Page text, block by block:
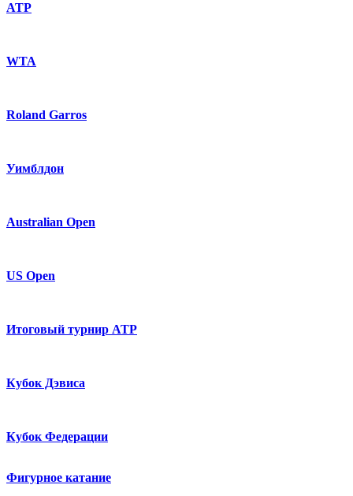
ATP
WTA
Roland Garros
Уимблдон
Australian Open
US Open
Итоговый турнир ATP
Кубок Дэвиса
Кубок Федерации
Фигурное катание